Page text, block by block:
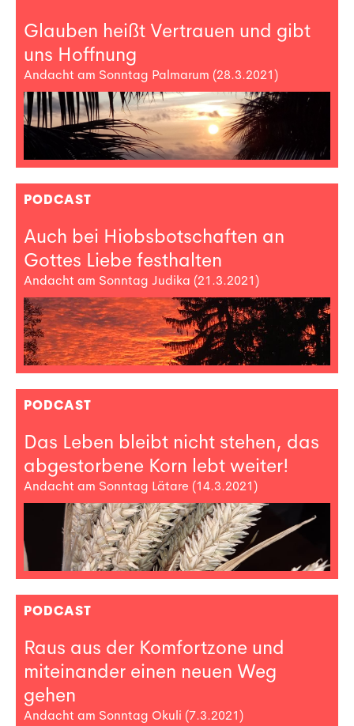
Glauben heißt Vertrauen und gibt
uns Hoffnung
Andacht am Sonntag Palmarum (28.3.2021)
PODCAST
Auch bei Hiobsbotschaften an
Gottes Liebe festhalten
Andacht am Sonntag Judika (21.3.2021)
PODCAST
Das Leben bleibt nicht stehen, das
abgestorbene Korn lebt weiter!
Andacht am Sonntag Lätare (14.3.2021)
PODCAST
Raus aus der Komfortzone und
miteinander einen neuen Weg
gehen
Andacht am Sonntag Okuli (7.3.2021)